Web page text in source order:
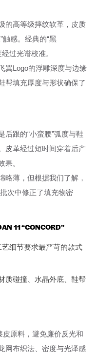
的高等级摔纹软革，皮质
触感。经典的“黑
过光谱校准。
翼Logo的浮雕深度与边缘
帮填充厚度与形状确保了
后跟的“小蛮腰”弧度与鞋
皮革经过短时间穿着后产
果。
略薄，但根据我们了解，
次中修正了填充物密
11 “CONCORD”
细节要求最严苛的款式
质碰撞、水晶外底、鞋帮
皮原料，避免廉价反光和
网布织法、密度与光泽感